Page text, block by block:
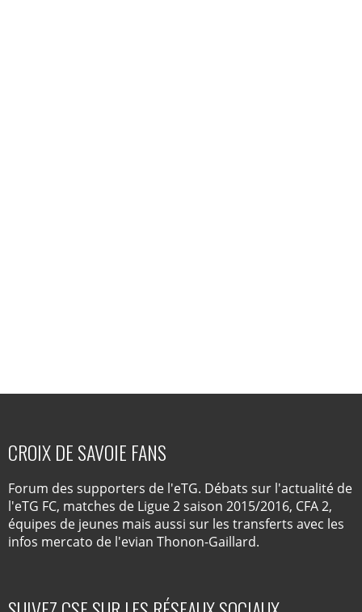
CROIX DE SAVOIE FANS
Forum des supporters de l'eTG. Débats sur l'actualité de
l'eTG FC, matches de Ligue 2 saison 2015/2016, CFA 2,
équipes de jeunes mais aussi sur les transferts avec les
infos mercato de l'evian Thonon-Gaillard.